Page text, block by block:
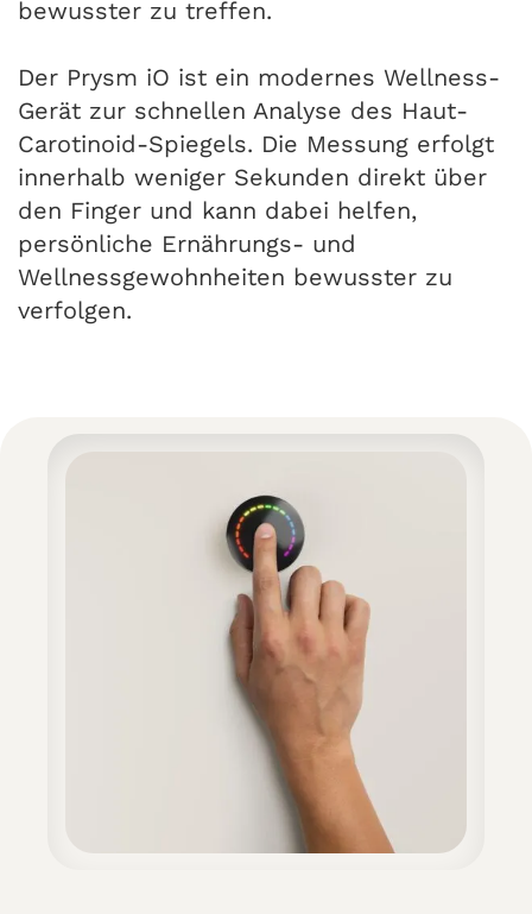
bewusster zu treffen.
Der Prysm iO ist ein modernes Wellness-
Gerät zur schnellen Analyse des Haut-
Carotinoid-Spiegels. Die Messung erfolgt
innerhalb weniger Sekunden direkt über
den Finger und kann dabei helfen,
persönliche Ernährungs- und
Wellnessgewohnheiten bewusster zu
verfolgen.